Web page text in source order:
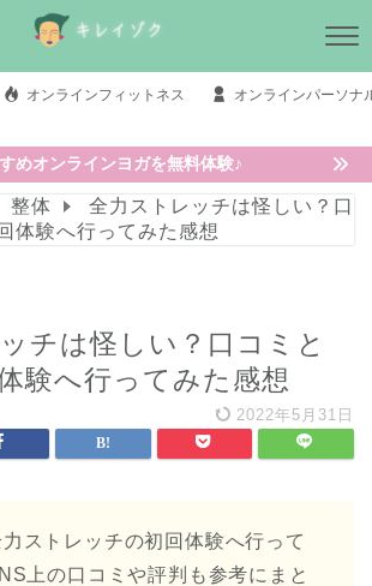
オンラインフィットネス オンラインパーソナ
めオンラインヨガを無料体験♪
整体
全力ストレッチは怪しい？口
体験へ行ってみた感想
チは怪しい？口コミと
験へ行ってみた感想
2022年5月31日
ストレッチの初回体験へ行って
上の口コミや評判も参考にまと